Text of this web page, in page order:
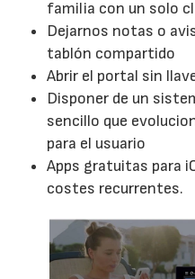
familia con un solo
Dejarnos notas o
tablón compartido
Abrir el portal sin
Disponer de un
sencillo que
para el usuario
Apps gratuitas para
costes recurrentes.